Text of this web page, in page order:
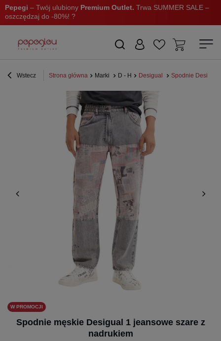
Pepegi – Twój ulubiony Premium Outlet. Trwa SUMMER SALE –
oszczędzaj do -80%! ?
Wstecz Strona główna Marki D - H Desigual Spodnie Desigual
W PROMOCJI
Spodnie męskie Desigual 1 jeansowe szare z
nadrukiem